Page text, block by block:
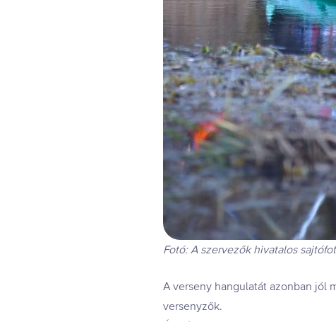
Fotó: A szervezők hivatalos
A verseny hangulatát azonban jól
versenyzők.